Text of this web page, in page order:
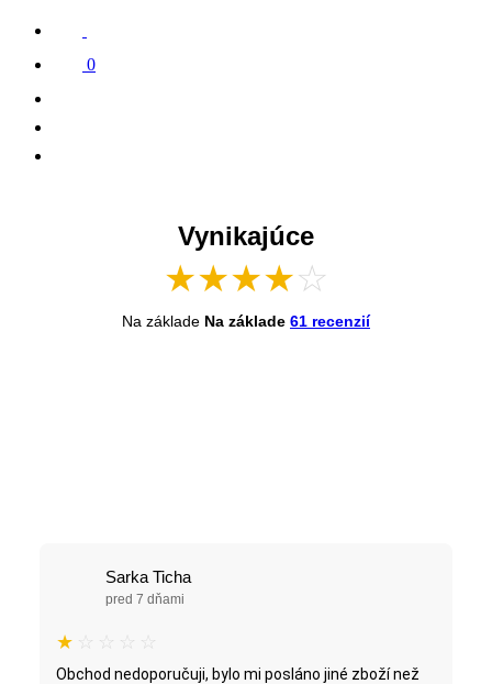
0
Vynikajúce
★★★★☆
Na základe Na základe 61 recenzií
Sarka Ticha
pred 7 dňami
★ ☆ ☆ ☆ ☆
Obchod nedoporučuji, bylo mi posláno jiné zboží než